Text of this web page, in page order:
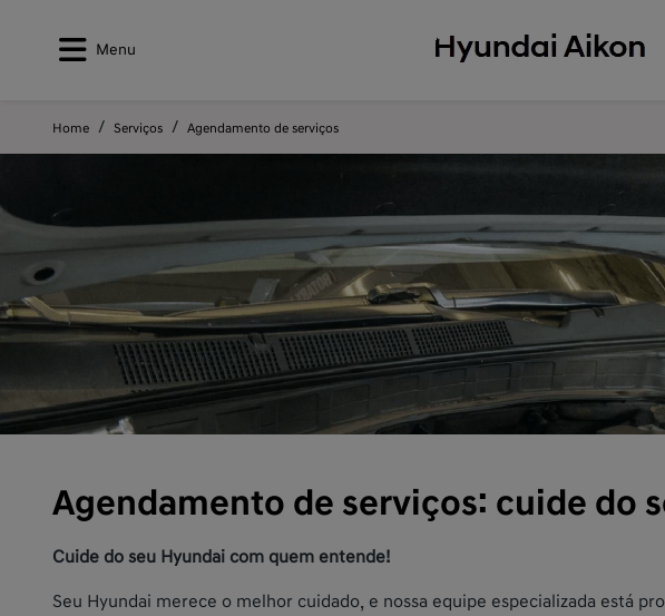
Menu
Home Serviços Agendamento de serviços
Agendamento de serviços: cuide do
Cuide do seu Hyundai com quem entende!
Seu Hyundai merece o melhor cuidado, e nossa equipe especializada está